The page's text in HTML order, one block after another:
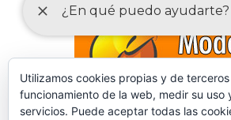
Utilizamos cookies propias y de
funcionamiento de la web, medir su uso
servicios. Puede aceptar todas las